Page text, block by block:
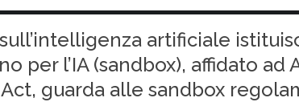
artificiale
per l’IA (sandbox), affidato ad
guarda alle sandbox